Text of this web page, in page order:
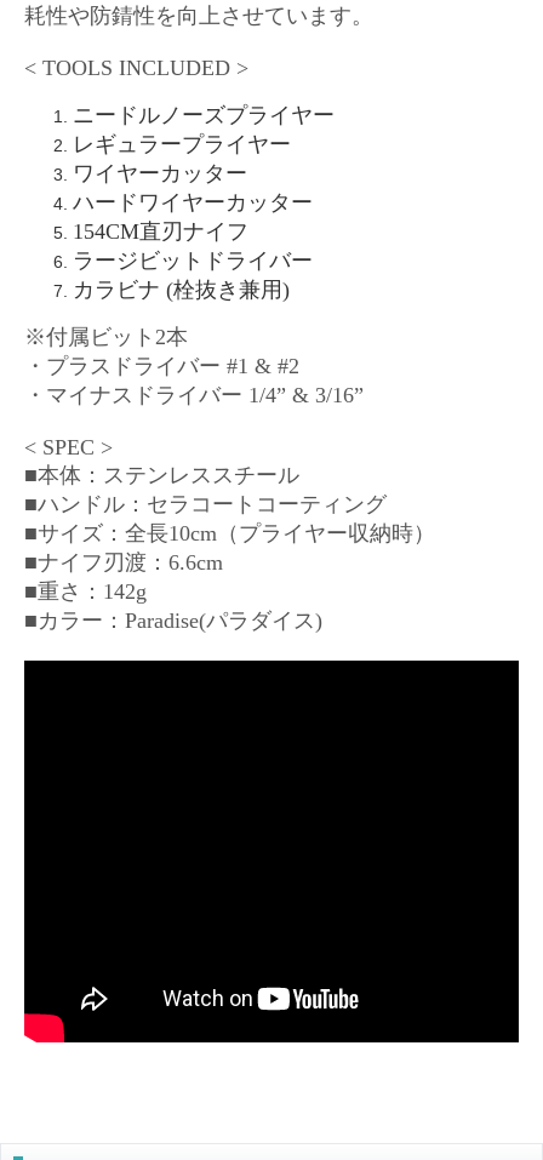
耗性や防錆性を向上させています。
< TOOLS INCLUDED >
ニードルノーズプライヤー
レギュラープライヤー
ワイヤーカッター
ハードワイヤーカッター
154CM直刃ナイフ
ラージビットドライバー
カラビナ (栓抜き兼用)
※付属ビット2本
・プラスドライバー #1 & #2
・マイナスドライバー 1/4” & 3/16”
< SPEC >
■本体：ステンレススチール
■ハンドル：セラコートコーティング
■サイズ：全長10cm（プライヤー収納時）
■ナイフ刃渡：6.6cm
■重さ：142g
■カラー：Paradise(パラダイス)